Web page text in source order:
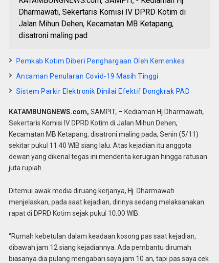
Dharmawati, Sekertaris Komisi IV DPRD Kotim di
Jalan Mihun Dehen, Kecamatan MB Ketapang,
disatroni maling pad
Pemkab Kotim Diberi Penghargaan Oleh Kemenkes
Ancaman Penularan Covid-19 Masih Tinggi
Sistem Parkir Elektronik Dinilai Efektif Dongkrak PAD
KATAMBUNGNEWS.com, SAMPIT, – Kediaman Hj Dharmawati,
Sekertaris Komisi IV DPRD Kotim di Jalan Mihun Dehen,
Kecamatan MB Ketapang, disatroni maling pada, Senin (5/11)
sekitar pukul 11.40 WIB siang lalu. Atas kejadian itu anggota
dewan yang dikenal tegas ini menderita kerugian hingga ratusan
juta rupiah.
Ditemui awak media diruang kerjanya, Hj. Dharmawati
menjelaskan, pada saat kejadian, dirinya sedang melaksanakan
rapat di DPRD Kotim sejak pukul 10.00 WIB.
“Rumah kebetulan dalam keadaan kosong pas saat kejadian,
dibawah jam 12 siang kejadiannya. Ada pembantu dirumah
biasanya dia pulang mengabari saya jam 10 an, tapi pas saya cek